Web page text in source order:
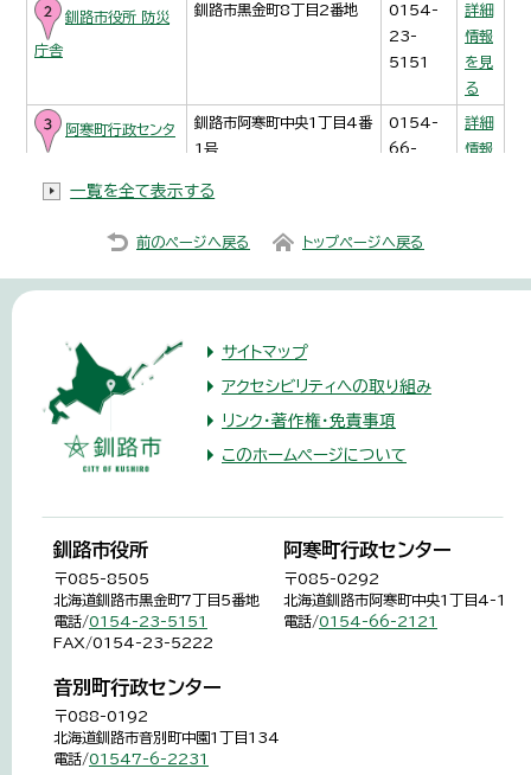
釧路市役所 防災
庁舎
釧路市黒金町8丁目2番地
0154-
23-
5151
詳細
情報
を見
る
阿寒町行政センタ
釧路市阿寒町中央1丁目4番
1号
0154-
66-
詳細
情報
音別町行政センタ
釧路市音別町中園1丁目
01547-
鳥取支所 釧路市住之江町6番25号
8408
阿寒湖温泉支所
釧路市阿寒町阿寒湖温泉2
0154-
阿寒町斎場 釧路市阿寒町舌辛33番地
66-
2211
情報
望洋苑斎場 釧路市音別町尺別7番地15
一覧を全て表示する
前のページへ戻る トップページへ戻る
サイトマップ
アクセシビリティへの取り組み
リンク・著作権・免責事項
このホームページについて
釧路市役所
〒085-8505
北海道釧路市黒金町7丁目5番地
電話/0154-23-5151
FAX/0154-23-5222
阿寒町行政センター
〒085-0292
北海道釧路市阿寒町中央1丁目4-1
電話/0154-66-2121
音別町行政センター
〒088-0192
北海道釧路市音別町中園1丁目134
電話/01547-6-2231